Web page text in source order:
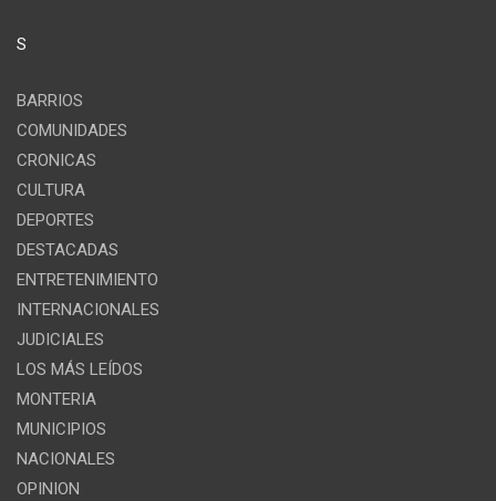
S
BARRIOS
COMUNIDADES
CRONICAS
CULTURA
DEPORTES
DESTACADAS
ENTRETENIMIENTO
INTERNACIONALES
JUDICIALES
LOS MÁS LEÍDOS
MONTERIA
MUNICIPIOS
NACIONALES
OPINION